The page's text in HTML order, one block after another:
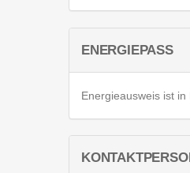
Sonstige_angaben
Bei Kaufobjekten ist
zahlen.
vorab per Email
ENERGIEPASS
Energieausweis ist in